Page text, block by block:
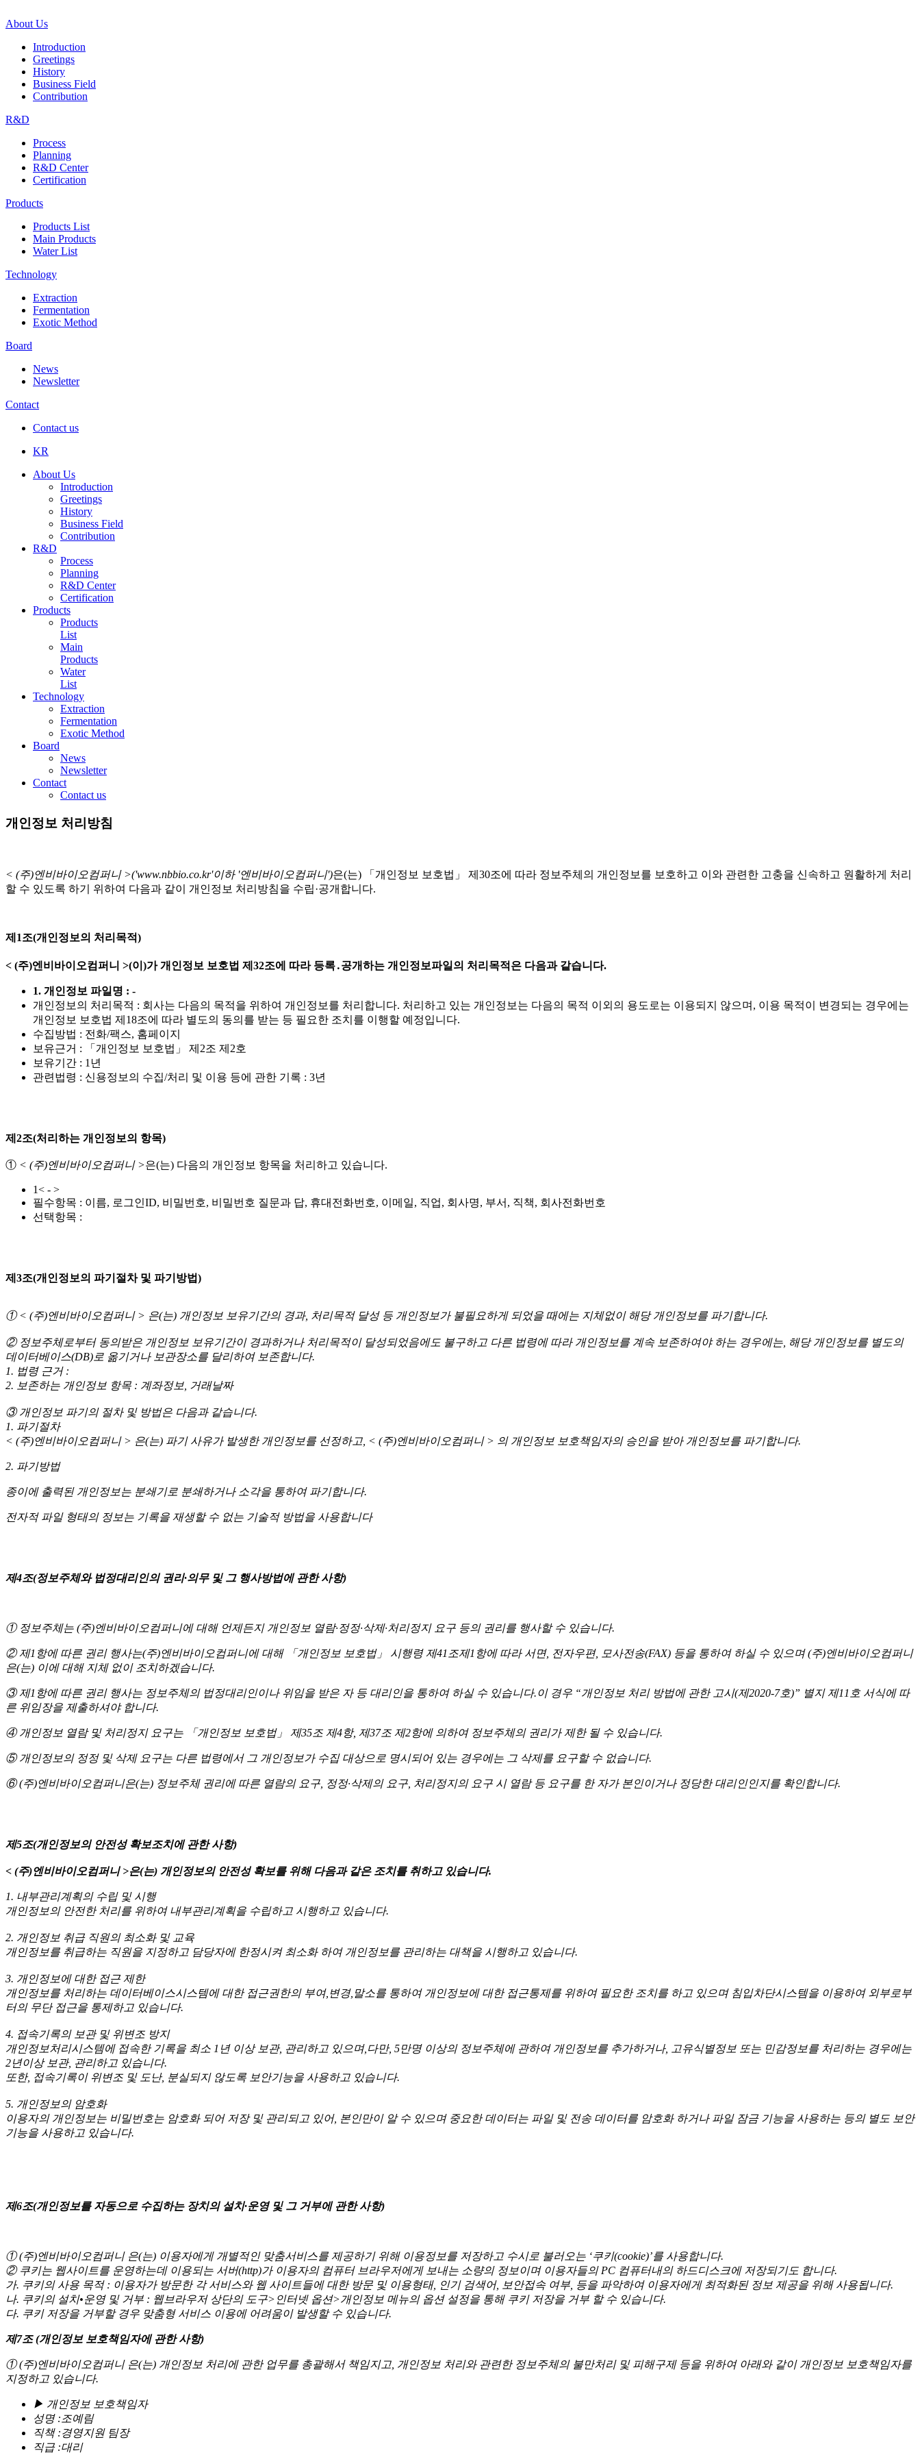
About Us
Introduction
Greetings
History
Business Field
Contribution
R&D
Process
Planning
R&D Center
Certification
Products
Products List
Main Products
Water List
Technology
Extraction
Fermentation
Exotic Method
Board
News
Newsletter
Contact
Contact us
KR
About Us
Introduction
Greetings
History
Business Field
Contribution
R&D
Process
Planning
R&D Center
Certification
Products
Products
List
Main
Products
Water
List
Technology
Extraction
Fermentation
Exotic Method
Board
News
Newsletter
Contact
Contact us
개인정보 처리방침
< (주)엔비바이오컴퍼니 >('www.nbbio.co.kr'이하 '엔비바이오컴퍼니')은(는) 「개인정보 보호법」 제30조에 따라 정보주체의 개인정보를 보호하고 이와 관련한 고충을 신속하고 원활하게 처리
할 수 있도록 하기 위하여 다음과 같이 개인정보 처리방침을 수립·공개합니다.
제1조(개인정보의 처리목적)
< (주)엔비바이오컴퍼니 >(이)가 개인정보 보호법 제32조에 따라 등록․공개하는 개인정보파일의 처리목적은 다음과 같습니다.
1. 개인정보 파일명 : -
개인정보의 처리목적 : 회사는 다음의 목적을 위하여 개인정보를 처리합니다. 처리하고 있는 개인정보는 다음의 목적 이외의 용도로는 이용되지 않으며, 이용 목적이 변경되는 경우에는
개인정보 보호법 제18조에 따라 별도의 동의를 받는 등 필요한 조치를 이행할 예정입니다.
수집방법 : 전화/팩스, 홈페이지
보유근거 : 「개인정보 보호법」 제2조 제2호
보유기간 : 1년
관련법령 : 신용정보의 수집/처리 및 이용 등에 관한 기록 : 3년
제2조(처리하는 개인정보의 항목)
① < (주)엔비바이오컴퍼니 >은(는) 다음의 개인정보 항목을 처리하고 있습니다.
1< - >
필수항목 : 이름, 로그인ID, 비밀번호, 비밀번호 질문과 답, 휴대전화번호, 이메일, 직업, 회사명, 부서, 직책, 회사전화번호
선택항목 :
제3조(개인정보의 파기절차 및 파기방법)
① < (주)엔비바이오컴퍼니 > 은(는) 개인정보 보유기간의 경과, 처리목적 달성 등 개인정보가 불필요하게 되었을 때에는 지체없이 해당 개인정보를 파기합니다.
② 정보주체로부터 동의받은 개인정보 보유기간이 경과하거나 처리목적이 달성되었음에도 불구하고 다른 법령에 따라 개인정보를 계속 보존하여야 하는 경우에는, 해당 개인정보를 별도의
데이터베이스(DB)로 옮기거나 보관장소를 달리하여 보존합니다.
1. 법령 근거 :
2. 보존하는 개인정보 항목 : 계좌정보, 거래날짜
③ 개인정보 파기의 절차 및 방법은 다음과 같습니다.
1. 파기절차
< (주)엔비바이오컴퍼니 > 은(는) 파기 사유가 발생한 개인정보를 선정하고, < (주)엔비바이오컴퍼니 > 의 개인정보 보호책임자의 승인을 받아 개인정보를 파기합니다.
2. 파기방법
종이에 출력된 개인정보는 분쇄기로 분쇄하거나 소각을 통하여 파기합니다.
전자적 파일 형태의 정보는 기록을 재생할 수 없는 기술적 방법을 사용합니다
제4조(정보주체와 법정대리인의 권리·의무 및 그 행사방법에 관한 사항)
① 정보주체는 (주)엔비바이오컴퍼니에 대해 언제든지 개인정보 열람·정정·삭제·처리정지 요구 등의 권리를 행사할 수 있습니다.
② 제1항에 따른 권리 행사는(주)엔비바이오컴퍼니에 대해 「개인정보 보호법」 시행령 제41조제1항에 따라 서면, 전자우편, 모사전송(FAX) 등을 통하여 하실 수 있으며 (주)엔비바이오컴퍼니
은(는) 이에 대해 지체 없이 조치하겠습니다.
③ 제1항에 따른 권리 행사는 정보주체의 법정대리인이나 위임을 받은 자 등 대리인을 통하여 하실 수 있습니다.이 경우 “개인정보 처리 방법에 관한 고시(제2020-7호)” 별지 제11호 서식에 따
른 위임장을 제출하셔야 합니다.
④ 개인정보 열람 및 처리정지 요구는 「개인정보 보호법」 제35조 제4항, 제37조 제2항에 의하여 정보주체의 권리가 제한 될 수 있습니다.
⑤ 개인정보의 정정 및 삭제 요구는 다른 법령에서 그 개인정보가 수집 대상으로 명시되어 있는 경우에는 그 삭제를 요구할 수 없습니다.
⑥ (주)엔비바이오컴퍼니은(는) 정보주체 권리에 따른 열람의 요구, 정정·삭제의 요구, 처리정지의 요구 시 열람 등 요구를 한 자가 본인이거나 정당한 대리인인지를 확인합니다.
제5조(개인정보의 안전성 확보조치에 관한 사항)
< (주)엔비바이오컴퍼니 >은(는) 개인정보의 안전성 확보를 위해 다음과 같은 조치를 취하고 있습니다.
1. 내부관리계획의 수립 및 시행
개인정보의 안전한 처리를 위하여 내부관리계획을 수립하고 시행하고 있습니다.
2. 개인정보 취급 직원의 최소화 및 교육
개인정보를 취급하는 직원을 지정하고 담당자에 한정시켜 최소화 하여 개인정보를 관리하는 대책을 시행하고 있습니다.
3. 개인정보에 대한 접근 제한
개인정보를 처리하는 데이터베이스시스템에 대한 접근권한의 부여,변경,말소를 통하여 개인정보에 대한 접근통제를 위하여 필요한 조치를 하고 있으며 침입차단시스템을 이용하여 외부로부
터의 무단 접근을 통제하고 있습니다.
4. 접속기록의 보관 및 위변조 방지
개인정보처리시스템에 접속한 기록을 최소 1년 이상 보관, 관리하고 있으며,다만, 5만명 이상의 정보주체에 관하여 개인정보를 추가하거나, 고유식별정보 또는 민감정보를 처리하는 경우에는
2년이상 보관, 관리하고 있습니다.
또한, 접속기록이 위변조 및 도난, 분실되지 않도록 보안기능을 사용하고 있습니다.
5. 개인정보의 암호화
이용자의 개인정보는 비밀번호는 암호화 되어 저장 및 관리되고 있어, 본인만이 알 수 있으며 중요한 데이터는 파일 및 전송 데이터를 암호화 하거나 파일 잠금 기능을 사용하는 등의 별도 보안
기능을 사용하고 있습니다.
제6조(개인정보를 자동으로 수집하는 장치의 설치·운영 및 그 거부에 관한 사항)
① (주)엔비바이오컴퍼니 은(는) 이용자에게 개별적인 맞춤서비스를 제공하기 위해 이용정보를 저장하고 수시로 불러오는 ‘쿠키(cookie)’를 사용합니다.
② 쿠키는 웹사이트를 운영하는데 이용되는 서버(http)가 이용자의 컴퓨터 브라우저에게 보내는 소량의 정보이며 이용자들의 PC 컴퓨터내의 하드디스크에 저장되기도 합니다.
가. 쿠키의 사용 목적 : 이용자가 방문한 각 서비스와 웹 사이트들에 대한 방문 및 이용형태, 인기 검색어, 보안접속 여부, 등을 파악하여 이용자에게 최적화된 정보 제공을 위해 사용됩니다.
나. 쿠키의 설치•운영 및 거부 : 웹브라우저 상단의 도구>인터넷 옵션>개인정보 메뉴의 옵션 설정을 통해 쿠키 저장을 거부 할 수 있습니다.
다. 쿠키 저장을 거부할 경우 맞춤형 서비스 이용에 어려움이 발생할 수 있습니다.
제7조 (개인정보 보호책임자에 관한 사항)
①(주)엔비바이오컴퍼니은(는) 개인정보 처리에 관한 업무를 총괄해서 책임지고, 개인정보 처리와 관련한 정보주체의 불만처리 및 피해구제 등을 위하여 아래와 같이 개인정보 보호책임자를
지정하고 있습니다.
▶ 개인정보 보호책임자
성명 :조예림
직책 :경영지원 팀장
직급 :대리